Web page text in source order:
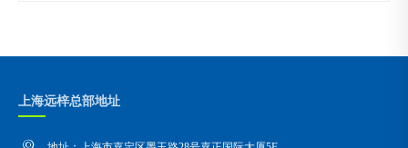
上海远梓总部地址